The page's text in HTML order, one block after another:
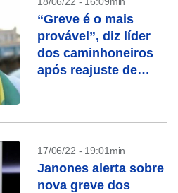
“Greve é o mais
provável”, diz líder
dos caminhoneiros
após reajuste de
17/06/22 - 19:01min
Janones alerta sobre
nova greve dos